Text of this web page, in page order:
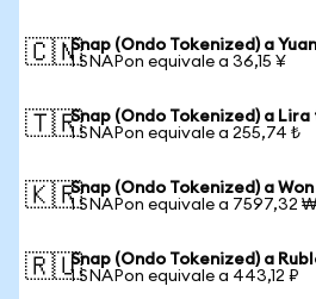
🇨🇳Snap (Ondo Tokenized) a
1 SNAPon equivale a 36,15 ¥
🇹🇷Snap (Ondo Tokenized) a
1 SNAPon equivale a 255,74 ₺
🇰🇷Snap (Ondo Tokenized) a
1 SNAPon equivale a 7597,32 ₩
🇷🇺Snap (Ondo Tokenized) a
1 SNAPon equivale a 443,12 ₽